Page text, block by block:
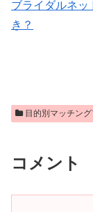
ブライダルネッ
き？
目的別マッチング
コメント